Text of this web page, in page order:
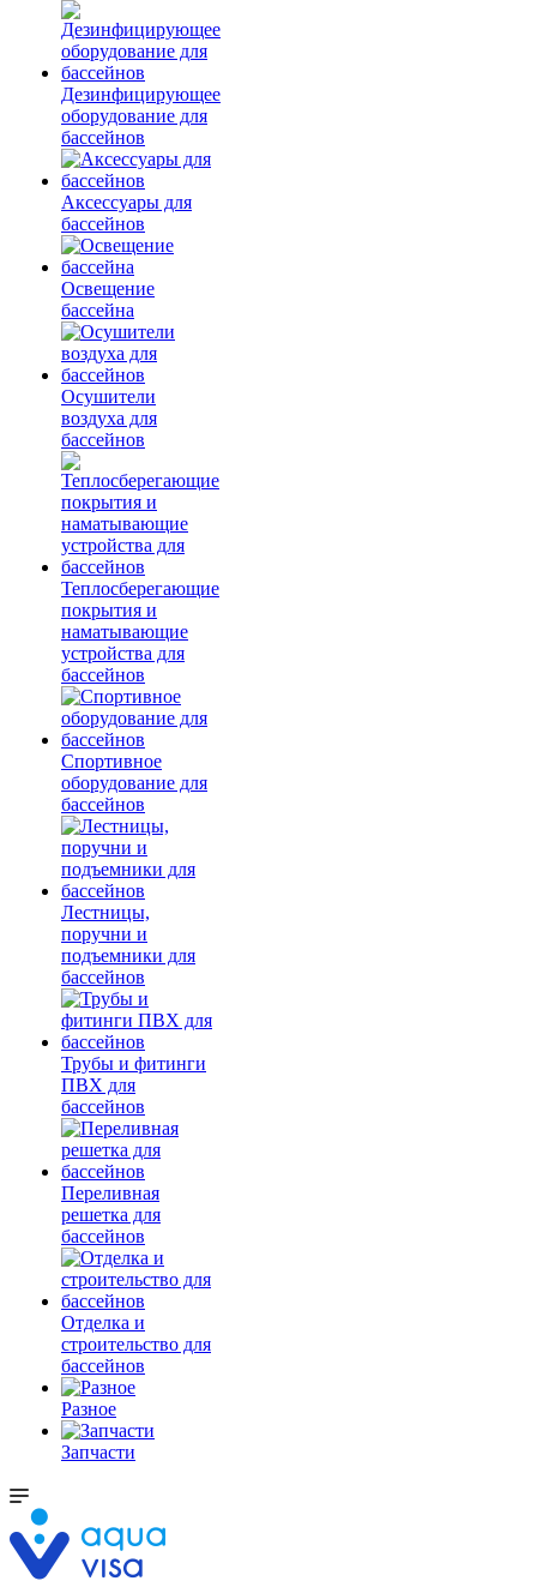
Дезинфицирующее
оборудование для
бассейнов
Аксессуары для
бассейнов
Освещение
бассейна
Осушители
воздуха для
бассейнов
Теплосберегающие
покрытия и
наматывающие
устройства для
бассейнов
Спортивное
оборудование для
бассейнов
Лестницы,
поручни и
подъемники для
бассейнов
Трубы и фитинги
ПВХ для
бассейнов
Переливная
решетка для
бассейнов
Отделка и
строительство для
бассейнов
Разное
Запчасти